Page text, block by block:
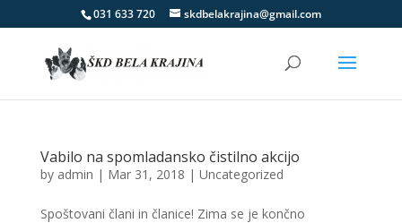
031 633 720 skdbelakrajina@gmail.com
Vabilo na spomladansko čistilno akcijo
by admin | Mar 31, 2018 | Uncategorized
Spoštovani člani in članice! Zima se je končno